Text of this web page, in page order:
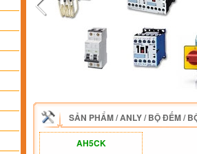
SẢN PHẨM/ANLY/BỘ ĐẾM/
AH5CK